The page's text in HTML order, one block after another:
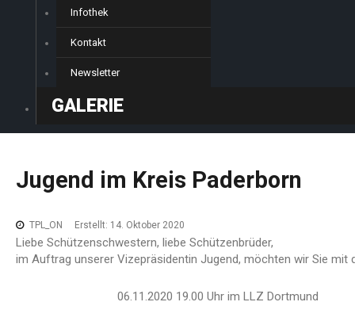
Infothek
Kontakt
Newsletter
GALERIE
Jugend im Kreis Paderborn
TPL_ON Erstellt: 14. Oktober 2020
Liebe Schützenschwestern, liebe Schützenbrüder,
im Auftrag unserer Vizepräsidentin Jugend, möchten wir Sie mit
06.11.2020 19.00 Uhr im LLZ Dortmund